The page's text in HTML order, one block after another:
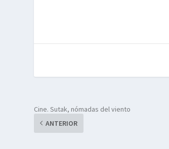
Cine. Sutak, nómadas del viento
ANTERIOR